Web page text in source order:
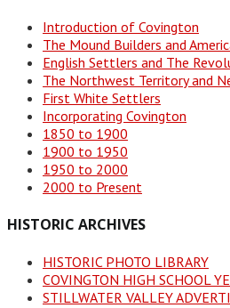
Introduction of Covington
The Mound Builders and
English Settlers and The
The Northwest Territory and
First White Settlers
Incorporating Covington
1850 to 1900
1900 to 1950
1950 to 2000
2000 to Present
HISTORIC ARCHIVES
HISTORIC PHOTO LIBRARY
COVINGTON HIGH SCHOOL
STILLWATER VALLEY